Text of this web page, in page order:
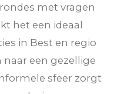
met vragen
het een ideaal
in Best en regio
naar een gezellige
sfeer zorgt